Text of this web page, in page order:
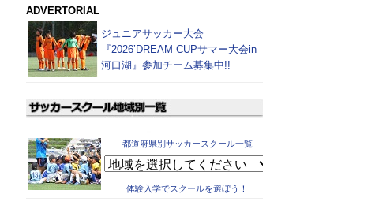
ADVERTORIAL
ジュニアサッカー大会
『2026’DREAM CUPサマー大会in
河口湖』参加チーム募集中!!
都道府県別サッカースクール一覧
体験入学でスクールを選ぼう！